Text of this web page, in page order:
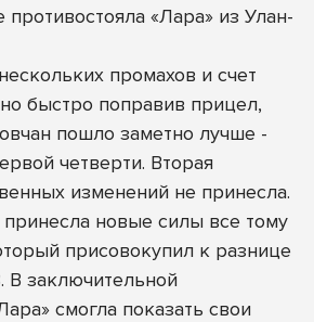
«Лара» из Улан-
промахов и счет
быстро поправив прицел,
пошло заметно лучше -
четверти. Вторая
изменений не принесла.
принесла новые силы все тому
присовокупил к разнице
В заключительной
смогла показать свои